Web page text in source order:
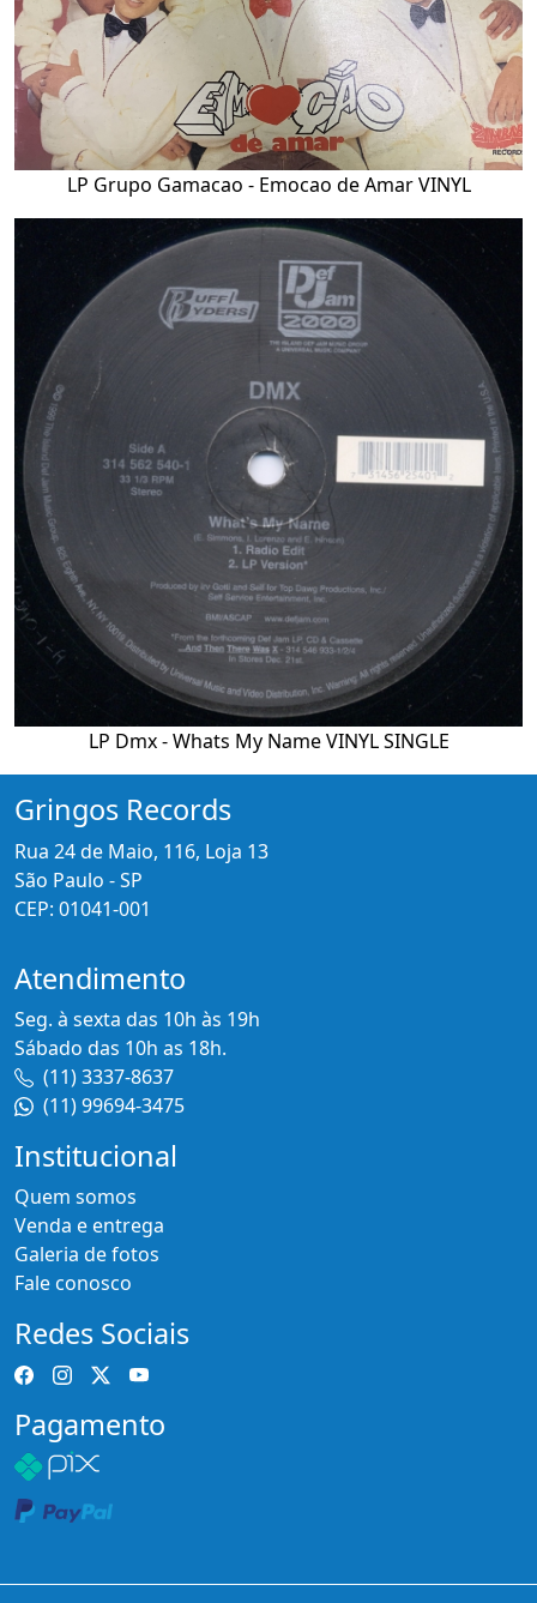
LP Grupo Gamacao - Emocao de Amar VINYL
LP Dmx - Whats My Name VINYL SINGLE
Gringos Records
Rua 24 de Maio, 116, Loja 13
São Paulo - SP
CEP: 01041-001
Atendimento
Seg. à sexta das 10h às 19h
Sábado das 10h as 18h.
(11) 3337-8637
(11) 99694-3475
Institucional
Quem somos
Venda e entrega
Galeria de fotos
Fale conosco
Redes Sociais
Pagamento